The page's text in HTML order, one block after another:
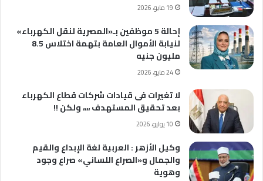
19 مايو، 2026
إحالة 5 موظفين بـ«المصرية لنقل الكهرباء»
لنيابة الأموال العامة بتهمة اختلاس 8.5
مليون جنيه
24 مايو، 2026
لا تغيرات فى قيادات شركات قطاع الكهرباء
بعد تحقيق المستهدف ،،،، ولكن !!
10 يوليو، 2026
وكيل الأزهر : العربية لغة الإبداع والقيم
والجمال و«الصراع اللساني» صراع وجود
وهوية